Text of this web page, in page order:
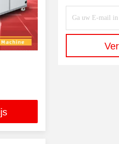
120W Laser
Machine(1)